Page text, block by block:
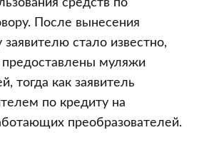
средств по
После вынесения
стало известно,
предоставлены муляжи
тогда как заявитель
по кредиту на
преобразователей.